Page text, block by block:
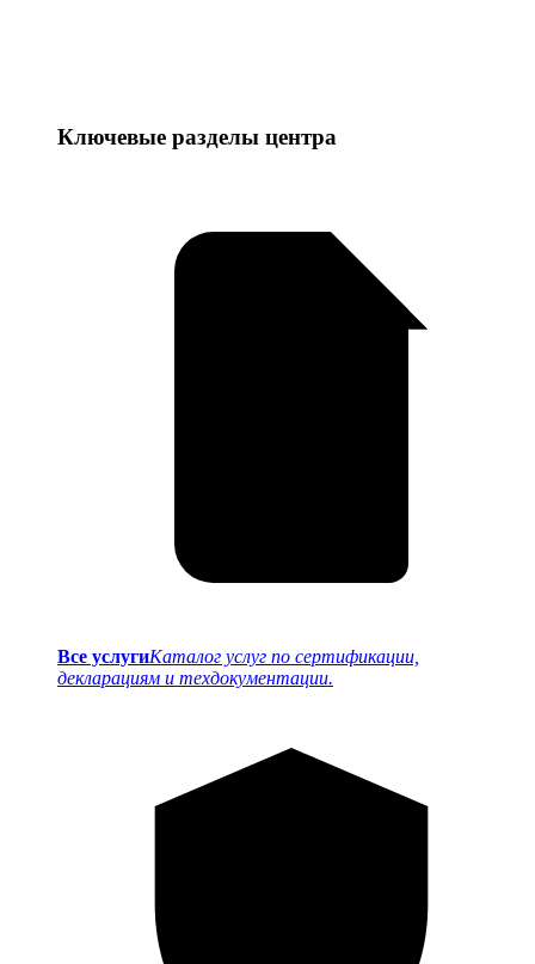
Ключевые разделы центра
Все услугиКаталог услуг по сертификации,
декларациям и техдокументации.